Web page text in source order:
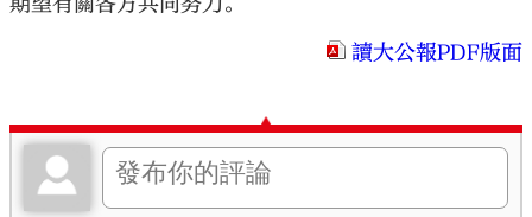
讀大公報PDF版面